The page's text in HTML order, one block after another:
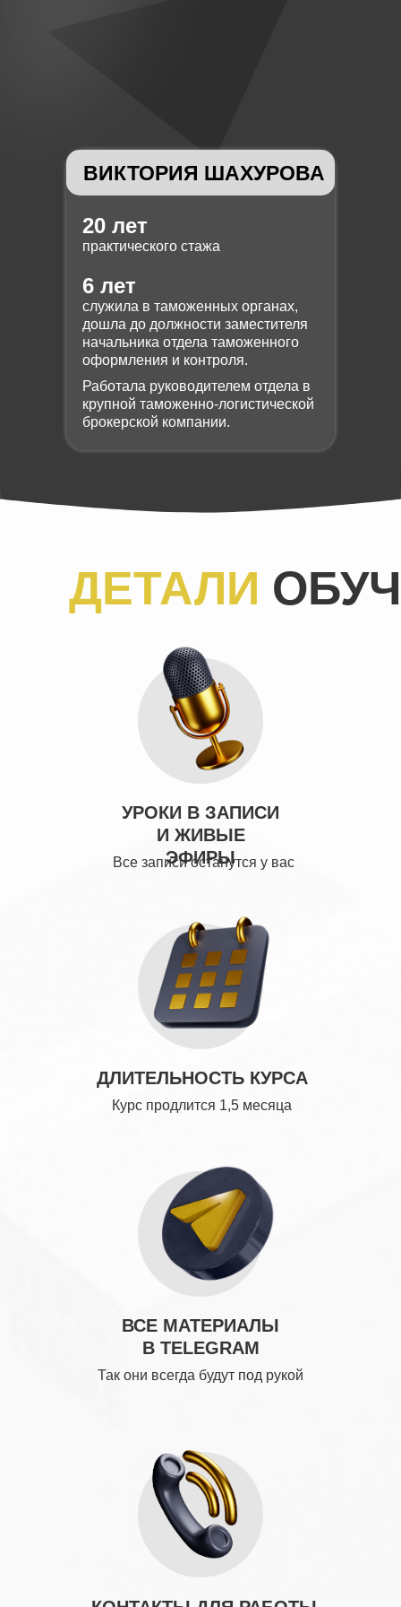
12.1. Основные меры таможенного
12.2. Таможенный досмотр, осмотр.
контроля»
ВИКТОРИЯ ШАХУРОВА
Работала руководителем отдела в
крупной таможенно-логистической
брокерской компании.
6 лет
служила в таможенных органах,
дошла до должности заместителя
начальника отдела таможенного
оформления и контроля.
20 лет
практического стажа
ДЕТАЛИ
ВСЕ МАТЕРИАЛЫ
В TELEGRAM
Так они всегда будут под рукой
Все записи останутся у вас
УРОКИ В ЗАПИСИ
И ЖИВЫЕ
ЭФИРЫ
ДЛИТЕЛЬНОСТЬ КУРСА
Курс продлится 1,5 месяца